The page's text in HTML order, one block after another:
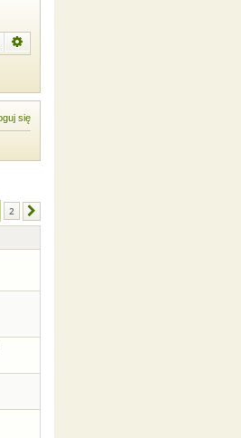
Szukaj
się
2